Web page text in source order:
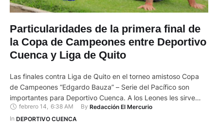
Particularidades de la primera final de
la Copa de Campeones entre Deportivo
Cuenca y Liga de Quito
Las finales contra Liga de Quito en el torneo amistoso Copa
de Campeones “Edgardo Bauza” – Serie del Pacífico son
importantes para Deportivo Cuenca. A los Leones les sirve
ambos cotejos para llegar con mayor volumen de juego y un
mejor funcionamiento al inicio de la LigaPro Serie A que,
febrero 14, 6:38 AM By Redacción El Mercurio
In DEPORTIVO CUENCA